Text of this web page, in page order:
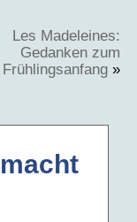
Les Madeleines:
Gedanken zum
Frühlingsanfang »